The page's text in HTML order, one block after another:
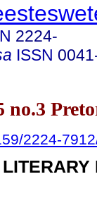
2224-
ISSN
no.3
2224-
LITERARY